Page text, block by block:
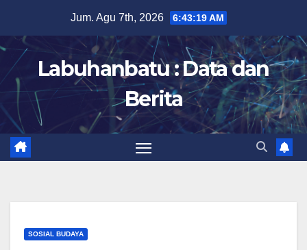
content
Jum. Agu 7th, 2026 6:43:20 AM
Labuhanbatu : Data dan
Berita
SOSIAL BUDAYA